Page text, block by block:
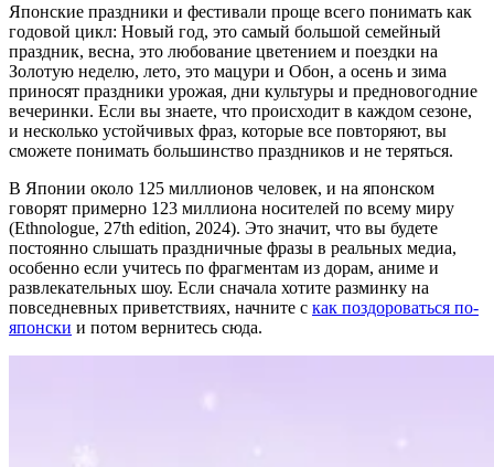
Японские праздники и фестивали проще всего понимать как
годовой цикл: Новый год, это самый большой семейный
праздник, весна, это любование цветением и поездки на
Золотую неделю, лето, это мацури и Обон, а осень и зима
приносят праздники урожая, дни культуры и предновогодние
вечеринки. Если вы знаете, что происходит в каждом сезоне,
и несколько устойчивых фраз, которые все повторяют, вы
сможете понимать большинство праздников и не теряться.
В Японии около 125 миллионов человек, и на японском
говорят примерно 123 миллиона носителей по всему миру
(Ethnologue, 27th edition, 2024). Это значит, что вы будете
постоянно слышать праздничные фразы в реальных медиа,
особенно если учитесь по фрагментам из дорам, аниме и
развлекательных шоу. Если сначала хотите разминку на
повседневных приветствиях, начните с как поздороваться по-
японски и потом вернитесь сюда.